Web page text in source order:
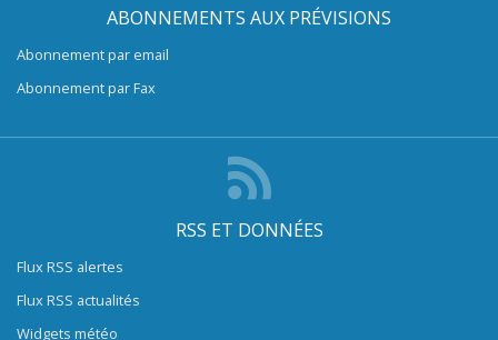
ABONNEMENTS AUX PRÉVISIONS
Abonnement par email
Abonnement par Fax
RSS ET DONNÉES
Flux RSS alertes
Flux RSS actualités
Widgets météo